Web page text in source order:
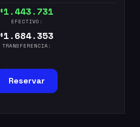
$1.443.731
EFECTIVO:
$1.684.353
TRANSFERENCIA:
Reservar